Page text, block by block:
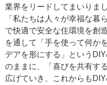
業界をリードしてまいりまし
「私たちは人々が幸福な暮
で快適で安全な住環境を創
を通して「手を使って何か
デアを形にする」という
のままに、「喜びを共有す
広げていき、これからも